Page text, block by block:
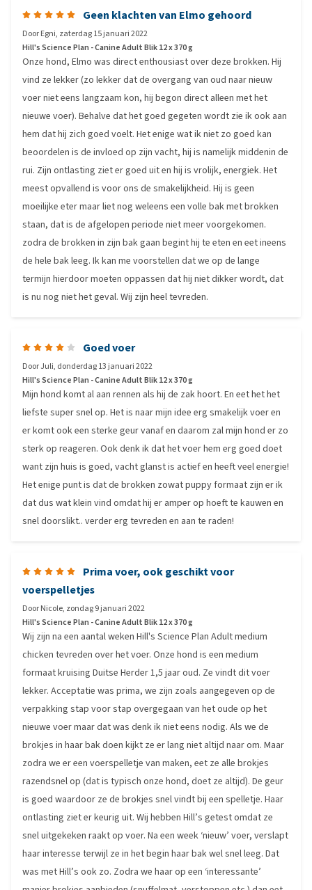
Geen klachten van Elmo gehoord
DoorEgni, zaterdag 15 januari 2022
Hill's Science Plan - Canine Adult Blik 12 x 370 g
Onze hond, Elmo was direct enthousiast over deze brokken. Hij
vind ze lekker (zo lekker dat de overgang van oud naar nieuw
voer niet eens langzaam kon, hij begon direct alleen met het
nieuwe voer). Behalve dat het goed gegeten wordt zie ik ook aan
hem dat hij zich goed voelt. Het enige wat ik niet zo goed kan
beoordelen is de invloed op zijn vacht, hij is namelijk middenin de
rui. Zijn ontlasting ziet er goed uit en hij is vrolijk, energiek. Het
meest opvallend is voor ons de smakelijkheid. Hij is geen
moeilijke eter maar liet nog weleens een volle bak met brokken
staan, dat is de afgelopen periode niet meer voorgekomen.
zodra de brokken in zijn bak gaan begint hij te eten en eet ineens
de hele bak leeg. Ik kan me voorstellen dat we op de lange
termijn hierdoor moeten oppassen dat hij niet dikker wordt, dat
is nu nog niet het geval. Wij zijn heel tevreden.
Goed voer
DoorJuli, donderdag 13 januari 2022
Hill's Science Plan - Canine Adult Blik 12 x 370 g
Mijn hond komt al aan rennen als hij de zak hoort. En eet het het
liefste super snel op. Het is naar mijn idee erg smakelijk voer en
er komt ook een sterke geur vanaf en daarom zal mijn hond er zo
sterk op reageren. Ook denk ik dat het voer hem erg goed doet
want zijn huis is goed, vacht glanst is actief en heeft veel energie!
Het enige punt is dat de brokken zowat puppy formaat zijn er ik
dat dus wat klein vind omdat hij er amper op hoeft te kauwen en
snel doorslikt.. verder erg tevreden en aan te raden!
Prima voer, ook geschikt voor
voerspelletjes
DoorNicole, zondag 9 januari 2022
Hill's Science Plan - Canine Adult Blik 12 x 370 g
Wij zijn na een aantal weken Hill's Science Plan Adult medium
chicken tevreden over het voer. Onze hond is een medium
formaat kruising Duitse Herder 1,5 jaar oud. Ze vindt dit voer
lekker. Acceptatie was prima, we zijn zoals aangegeven op de
verpakking stap voor stap overgegaan van het oude op het
nieuwe voer maar dat was denk ik niet eens nodig. Als we de
brokjes in haar bak doen kijkt ze er lang niet altijd naar om. Maar
zodra we er een voerspelletje van maken, eet ze alle brokjes
razendsnel op (dat is typisch onze hond, doet ze altijd). De geur
is goed waardoor ze de brokjes snel vindt bij een spelletje. Haar
ontlasting ziet er keurig uit. Wij hebben Hill’s getest omdat ze
snel uitgekeken raakt op voer. Na een week ‘nieuw’ voer, verslapt
haar interesse terwijl ze in het begin haar bak wel snel leeg. Dat
was met Hill’s ook zo. Zodra we haar op een ‘interessante’